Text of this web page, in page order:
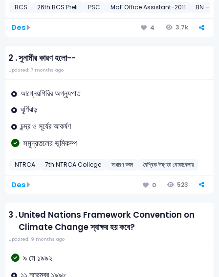
BCS 26th BCS Preli PSC MoF Office Assistant-2011 BN –
Des 4 3.7k
2 .সুনামীর কারণ হলো--
Updated: 7 months ago
আগ্নেয়গিরির অগ্ন্যুপাত
ঘূর্ণিঝড়
চন্দ্র ও সূর্যের আকর্ষণ
সমুদ্রতলের ভূমিকম্প
NTRCA 7th NTRCA College সাধারণ জ্ঞান বৈশ্বিক উষ্ণতা মোকাবেলায়
Des 0 523
3 .United Nations Framework Convention on
Climate Change স্বাক্ষর হয় কবে?
Updated: 9 months ago
৯ মে ১৯৯২
১১ নভেম্বর ১৯৯৮